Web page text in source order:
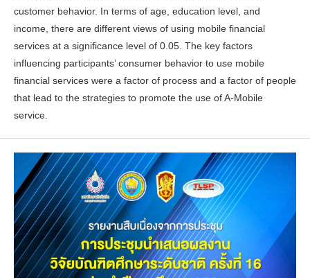
customer behavior. In terms of age, education level, and
income, there are different views of using mobile financial
services at a significance level of 0.05. The key factors
influencing participants’ consumer behavior to use mobile
financial services were a factor of process and a factor of people
that lead to the strategies to promote the use of A-Mobile
service.